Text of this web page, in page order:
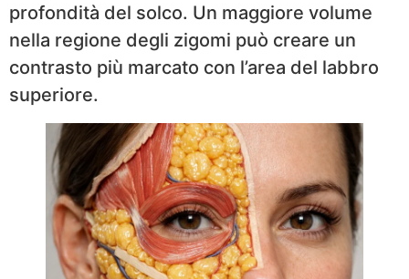
profondità del solco. Un maggiore volume
nella regione degli zigomi può creare un
contrasto più marcato con l’area del labbro
superiore.